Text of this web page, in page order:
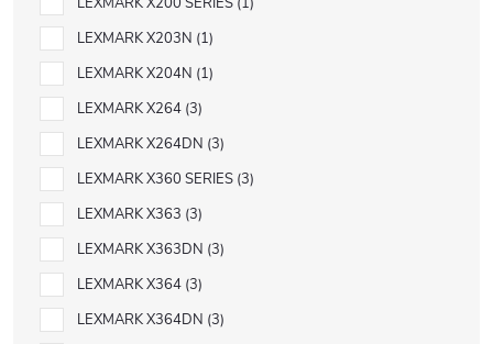
LEXMARK X203N 1
LEXMARK X204N 1
LEXMARK X264 3
LEXMARK X264DN 3
LEXMARK X360 SERIES 3
LEXMARK X363 3
LEXMARK X363DN 3
LEXMARK X364 3
LEXMARK X364DN 3